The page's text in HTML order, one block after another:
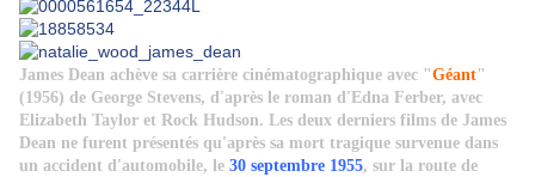
James Dean achève sa carrière cinématographique avec "Géant"
(1956) de George Stevens, d'après le roman d'Edna Ferber, avec
Elizabeth Taylor et Rock Hudson. Les deux derniers films de James
Dean ne furent présentés qu'après sa mort tragique survenue dans
un accident d'automobile, le 30 septembre 1955, sur la route de